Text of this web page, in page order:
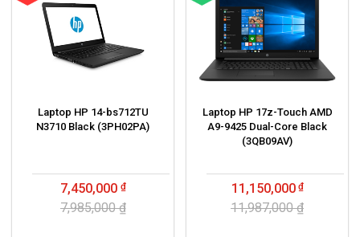
Laptop HP 14-bs712TU
N3710 Black (3PH02PA)
7,450,000
7,985,000 ₫
Laptop HP 17z-Touch AMD
A9-9425 Dual-Core Black
(3QB09AV)
11,150,000
11,987,000 ₫